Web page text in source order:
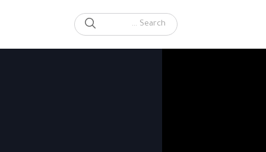
Search for:
SEARCH